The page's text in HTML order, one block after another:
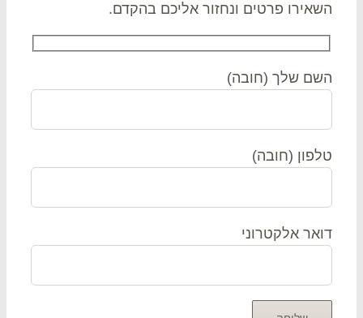
פרטים ונחזור אליכם בהקדם.
שלך (חובה)
(חובה)
אלקטרוני